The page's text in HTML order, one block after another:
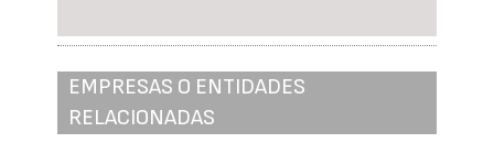
EMPRESAS O ENTIDADES
RELACIONADAS